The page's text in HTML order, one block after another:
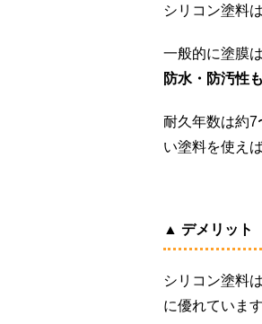
シリコン塗料
一般的に塗膜は
防水・防汚性
耐久年数は約7
い塗料を使え
▲ デメリット
シリコン塗料
に優れています